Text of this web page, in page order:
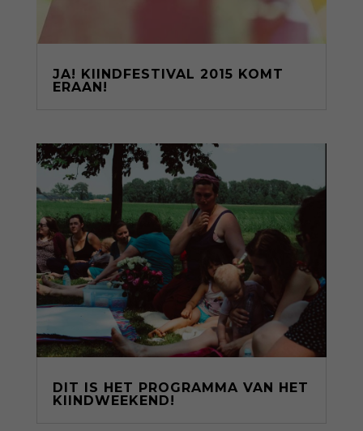
JA! KIINDFESTIVAL 2015 KOMT
ERAAN!
DIT IS HET PROGRAMMA VAN HET
KIINDWEEKEND!